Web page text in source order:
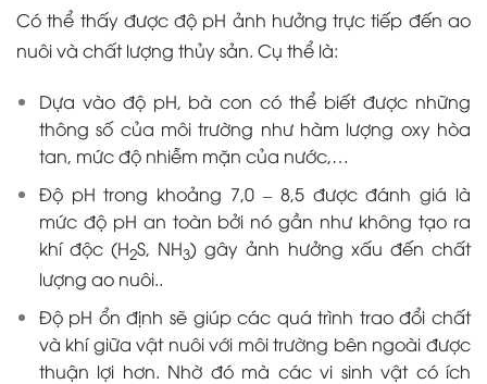
Có thể thấy được độ pH ảnh hưởng trực tiếp đến ao
nuôi và chất lượng thủy sản. Cụ thể là:
Dựa vào độ pH, bà con có thể biết được những
thông số của môi trường như hàm lượng oxy hòa
tan, mức độ nhiễm mặn của nước,…
Độ pH trong khoảng 7,0 –8,5 được đánh giá là
mức độ pH an toàn bởi nó gần như không tạo ra
khí độc (H2S, NH3) gây ảnh hưởng xấu đến chất
lượng ao nuôi..
Độ pH ổn định sẽ giúp các quá trình trao đổi chất
và khí giữa vật nuôi với môi trường bên ngoài được
thuận lợi hơn. Nhờ đó mà các vi sinh vật có ích